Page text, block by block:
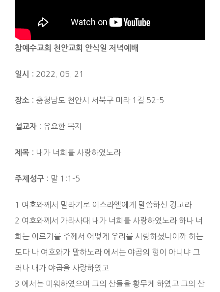
참예수교회 천안교회 안식일 저녁예배
일시 : 2022. 05. 21
장소 : 충청남도 천안시 서북구 미라 1길 52-5
설교자 : 유요한 목자
제목 : 내가 너희를 사랑하였노라
주제성구 : 말 1:1-5
1 여호와께서 말라기로 이스라엘에게 말씀하신 경고라
2 여호와께서 가라사대 내가 너희를 사랑하였노라 하나 너
희는 이르기를 주께서 어떻게 우리를 사랑하셨나이까 하는
도다 나 여호와가 말하노라 에서는 야곱의 형이 아니냐 그
러나 내가 야곱을 사랑하였고
3 에서는 미워하였으며 그의 산들을 황무케 하였고 그의 산